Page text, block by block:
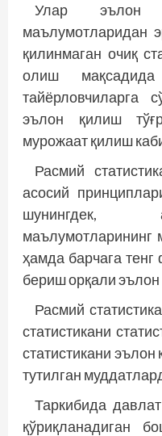
Улар эълон
маълумотларидан
қилинмаган очиқ
олиш мақсадида
тайёрловчиларга
эълон қилиш
мурожаат қилиш
Расмий
асосий
шунингдек,
ҳамда барчага
бериш орқали
Расмий
статистикани
статистикани
тутилган
Таркибида
қўриқланадиган